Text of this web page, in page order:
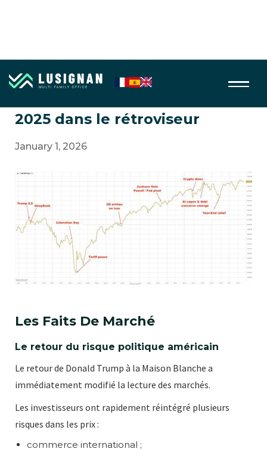
Macro économie
2025 dans le rétroviseur
January 1, 2026
Les Faits De Marché
Le retour du risque politique américain
Le retour de Donald Trump à la Maison Blanche a
immédiatement modifié la lecture des marchés.
Les investisseurs ont rapidement réintégré plusieurs
risques dans les prix :
commerce international ;